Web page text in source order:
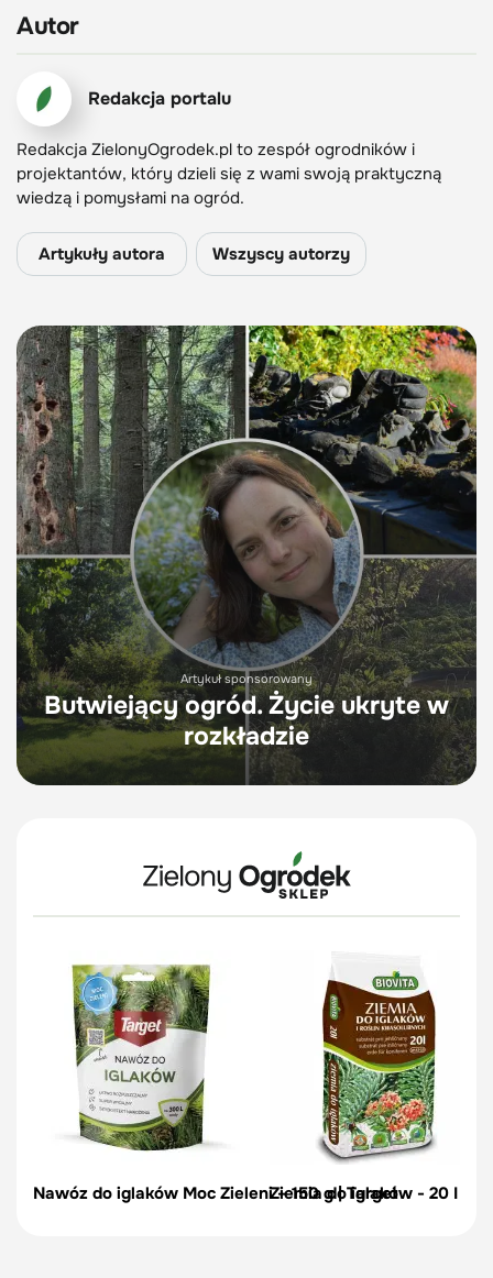
Autor
Redakcja portalu
Redakcja ZielonyOgrodek.pl to zespół ogrodników i
projektantów, który dzieli się z wami swoją praktyczną
wiedzą i pomysłami na ogród.
Artykuły autora Wszyscy autorzy
Artykuł sponsorowany
Butwiejący ogród. Życie ukryte w
rozkładzie
Nawóz do iglaków Moc Zieleni – 150 g | Target
Ziemia do iglaków - 20 I